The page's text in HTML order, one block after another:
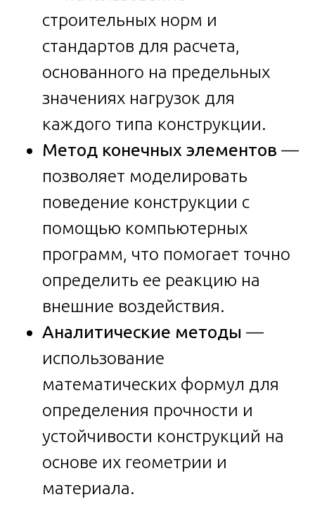
строительных норм и
стандартов для расчета,
основанного на предельных
значениях нагрузок для
каждого типа конструкции.
Метод конечных элементов —
позволяет моделировать
поведение конструкции с
помощью компьютерных
программ, что помогает точно
определить ее реакцию на
внешние воздействия.
Аналитические методы —
использование
математических формул для
определения прочности и
устойчивости конструкций на
основе их геометрии и
материала.